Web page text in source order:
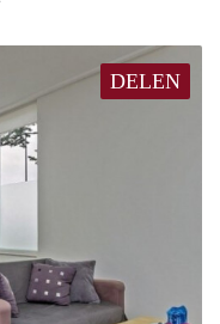
DELEN